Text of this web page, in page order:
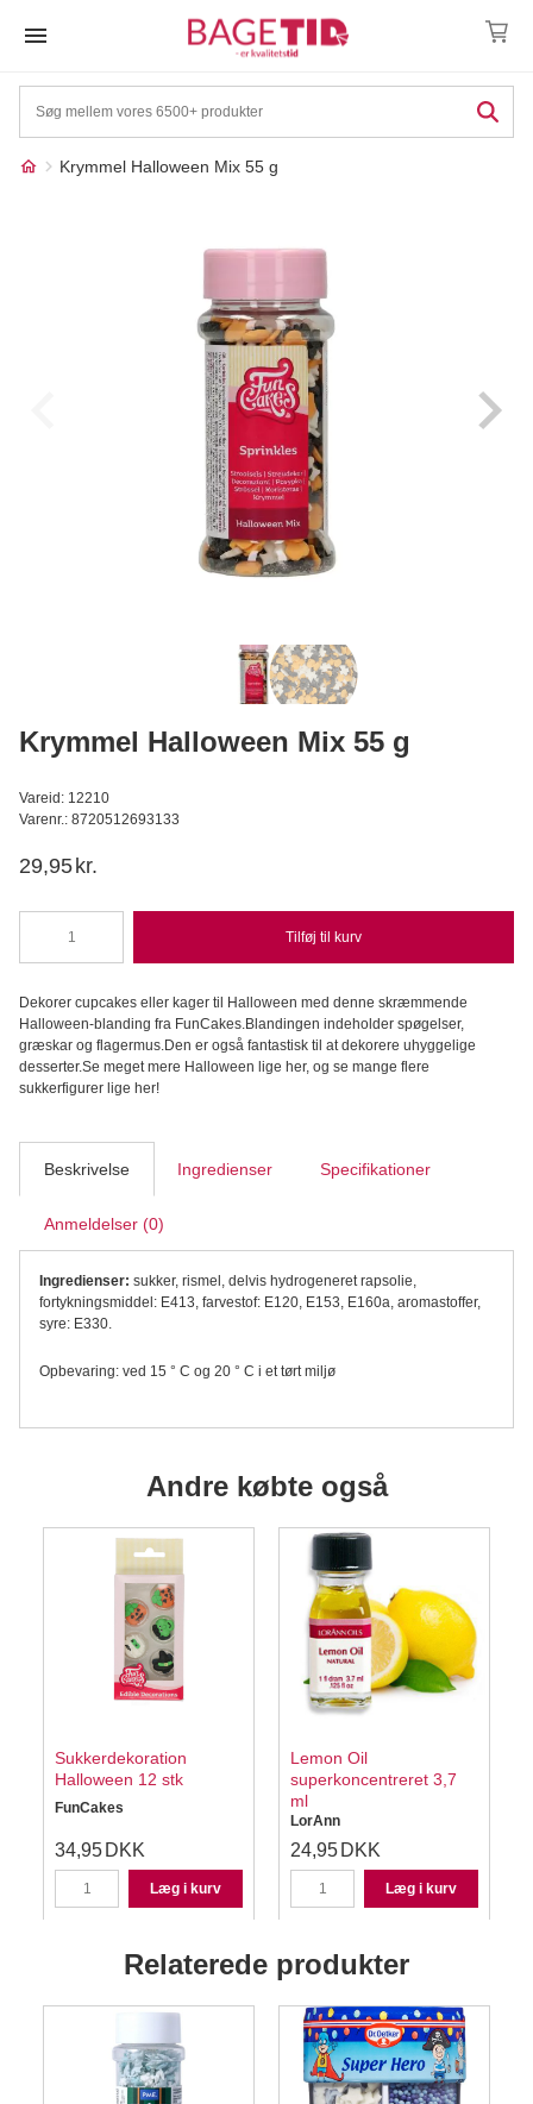
Krymmel Halloween Mix 55 g
disse produkter have din
3D kagelys Paw Patrol Chase 7 cm
Læg i kurv
Krymmel Halloween Mix 55 g
Vareid: 12210
Varenr.: 8720512693133
29,95 kr.
Krymmel
Halloween
55
g
antal
Tilføj til kurv
Dekorer cupcakes eller kager til Halloween med denne skræmmende
Halloween-blanding fra FunCakes.Blandingen indeholder spøgelser,
græskar og flagermus.Den er også fantastisk til at dekorere uhyggelige
desserter.Se meget mere Halloween lige her, og se mange flere
sukkerfigurer lige her!
Beskrivelse Ingredienser Specifikationer
Anmeldelser (0)
Ingredienser: sukker, rismel, delvis hydrogeneret rapsolie,
fortykningsmiddel: E413, farvestof: E120, E153, E160a, aromastoffer,
syre: E330.
Opbevaring: ved 15 ° C og 20 ° C i et tørt miljø
Andre købte også
Sukkerdekoration
Halloween 12 stk
FunCakes
34,95 DKK
Læg i kurv
Lemon Oil
superkoncentreret 3,7
ml
LorAnn
24,95 DKK
Læg i kurv
Relaterede produkter